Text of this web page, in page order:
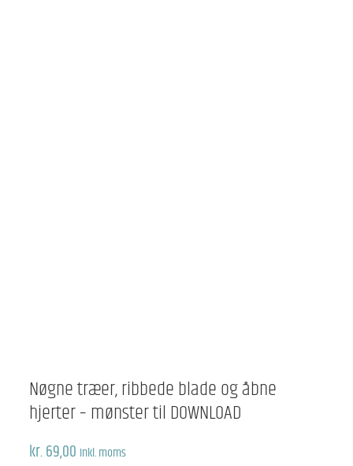
Nøgne træer, ribbede blade og åbne
hjerter – mønster til DOWNLOAD
kr.69,00 Inkl. moms